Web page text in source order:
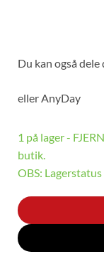
Du kan også
ellerAnyDay
1 på lager -
butik.
OBS: